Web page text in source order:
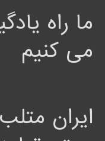
ما راه
می کنیم
ایران